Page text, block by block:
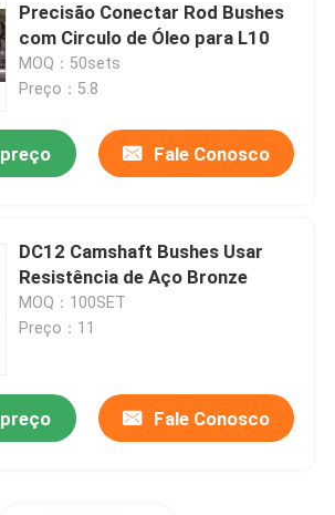
Precisão Conectar Rod Bushes
com Circulo de Óleo para L10
MOQ：50sets
Preço：5.8
Fale Conosco
DC12 Camshaft Bushes Usar
Resistência de Aço Bronze
MOQ：100SET
Preço：11
Fale Conosco